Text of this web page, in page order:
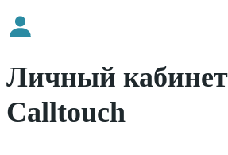
Личный кабинет
Calltouch